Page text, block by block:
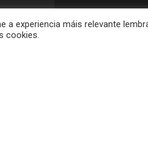
experiencia máis relevante
cookies.